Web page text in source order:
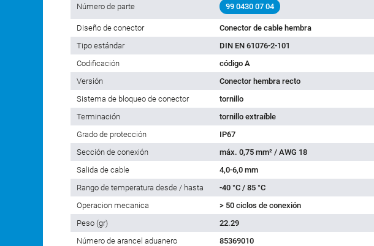
Número de parte 99 0430 07 04
Diseño de conector
Conector de cable hembra
Tipo estándar
DIN EN 61076-2-101
Codificación
código A
Versión
Conector hembra recto
Sistema de bloqueo de conector
tornillo
Terminación
tornillo extraíble
Grado de protección
IP67
Sección de conexión
máx. 0,75 mm² / AWG 18
Salida de cable
4,0-6,0 mm
Rango de temperatura desde / hasta
-40 °C / 85 °C
Operacion mecanica
> 50 ciclos de conexión
Peso (gr)
22.29
Número de arancel aduanero
85369010